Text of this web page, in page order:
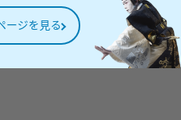
ージを見る